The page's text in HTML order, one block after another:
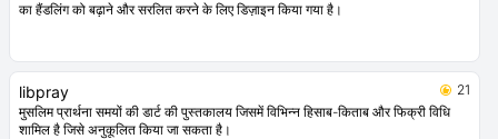
का हैंडलिंग को बढ़ाने और सरलित करने के लिए डिज़ाइन किया गया है।
libpray
21
मुसलिम प्रार्थना समयों की डार्ट की पुस्तकालय जिसमें विभिन्न हिसाब-किताब और फिक्री विधि
शामिल है जिसे अनुकूलित किया जा सकता है।